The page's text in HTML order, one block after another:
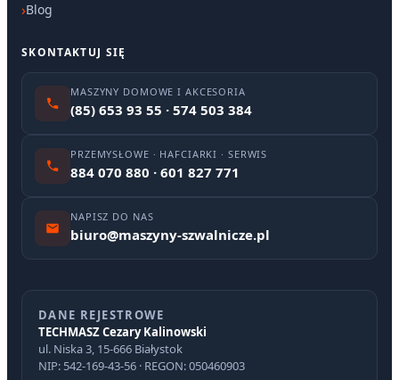
Blog
SKONTAKTUJ SIĘ
MASZYNY DOMOWE I AKCESORIA
(85) 653 93 55 · 574 503 384
PRZEMYSŁOWE · HAFCIARKI · SERWIS
884 070 880 · 601 827 771
NAPISZ DO NAS
biuro@maszyny-szwalnicze.pl
DANE REJESTROWE
TECHMASZ Cezary Kalinowski
ul. Niska 3, 15-666 Białystok
NIP: 542-169-43-56 · REGON: 050460903